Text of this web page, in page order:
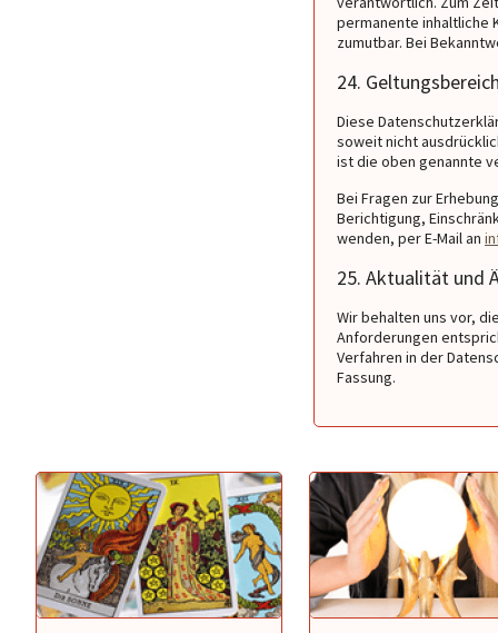
permanente inhaltliche
zumutbar. Bei
24.
Diese
soweit nicht
ist die oben genannte
Bei Fragen zur
Berichtigung,
wenden, per E-Mail an
25. Aktualität und
Wir behalten uns vor,
Anforderungen
Verfahren in der
Fassung.